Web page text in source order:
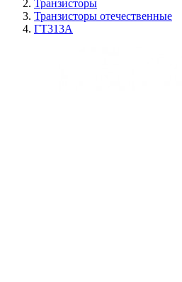
Транзисторы
Транзисторы отечественные
ГТ313А